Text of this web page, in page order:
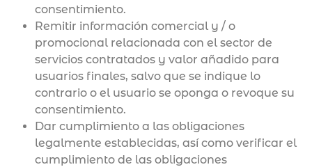
consentimiento.
Remitir información comercial y / o
promocional relacionada con el sector de
servicios contratados y valor añadido para
usuarios finales, salvo que se indique lo
contrario o el usuario se oponga o revoque su
consentimiento.
Dar cumplimiento a las obligaciones
legalmente establecidas, así como verificar el
cumplimiento de las obligaciones